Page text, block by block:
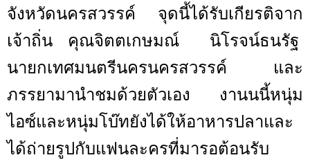
จังหวัดนครสวรรค์ จุดนี้ได้รับเกียรติจาก
เจ้าถิ่น คุณจิตตเกษมณ์
นิโรจน์ธนรัฐ
นายกเทศมนตรีนครนครสวรรค์ และ
ภรรยามานำชมด้วยตัวเอง งานนนี้หนุ่ม
ไอซ์และหนุ่มโบ๊ทยังได้ให้อาหารปลาและ
ได้ถ่ายรูปกับแฟนละครที่มารอต้อนรับ